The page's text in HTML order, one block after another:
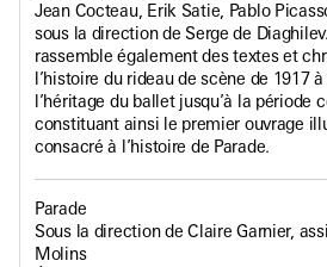
Jean Cocteau, Erik Satie, Pablo
sous la direction de Serge de
rassemble également des textes et
l’histoire du rideau de scène de 1917
l’héritage du ballet jusqu’à la période
constituant ainsi le premier ouvrage
consacré à l’histoire de Parade.
Parade
Sous la direction de Claire Garnier,
Molins